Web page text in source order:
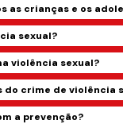
as crianças e os
sexual?
violência sexual?
do crime de violência
a prevenção?